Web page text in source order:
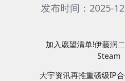
发布时间：2025-
加入愿望清单!伊藤润
Steam
大宇资讯再推重磅级IP